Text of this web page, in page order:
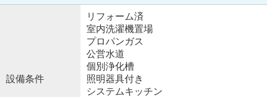
設備条件
リフォーム済
室内洗濯機置場
プロパンガス
公営水道
個別浄化槽
照明器具付き
システムキッチン